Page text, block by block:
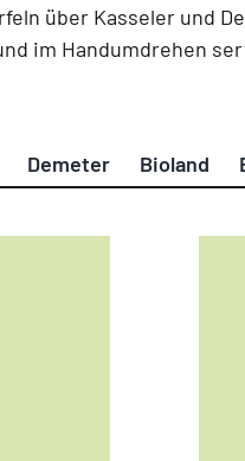
über Kasseler und
im Handumdrehen
Demeter Bioland